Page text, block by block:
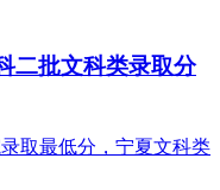
二批文科类录取分